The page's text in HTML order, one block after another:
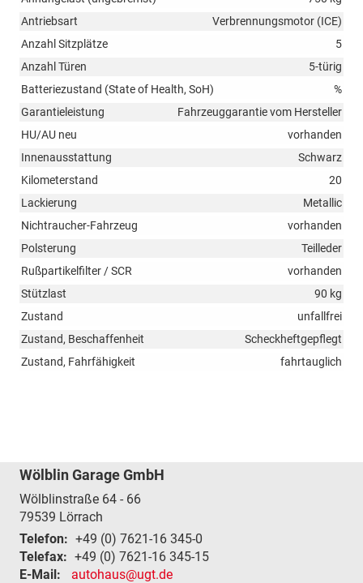
Antriebsart
Verbrennungsmotor (ICE)
Anzahl Sitzplätze
5
Anzahl Türen
5-türig
Batteriezustand (State of Health, SoH)
%
Garantieleistung
Fahrzeuggarantie vom Hersteller
HU/AU neu
vorhanden
Innenausstattung
Schwarz
Kilometerstand
20
Lackierung
Metallic
Nichtraucher-Fahrzeug
vorhanden
Polsterung
Teilleder
Rußpartikelfilter / SCR
vorhanden
Stützlast
90 kg
Zustand
unfallfrei
Zustand, Beschaffenheit
Scheckheftgepflegt
Zustand, Fahrfähigkeit
fahrtauglich
Wölblin Garage GmbH
Wölblinstraße 64 - 66
79539 Lörrach
Telefon: +49 (0) 7621-16 345-0
Telefax: +49 (0) 7621-16 345-15
E-Mail:
autohaus@ugt.de